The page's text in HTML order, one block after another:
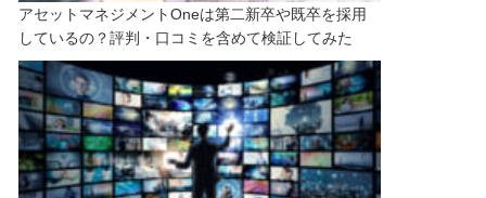
アセットマネジメントOneは第二新卒や既卒を採用
しているの？評判・口コミを含めて検証してみた